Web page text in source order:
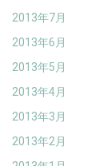
2013年7月
2013年6月
2013年5月
2013年4月
2013年3月
2013年2月